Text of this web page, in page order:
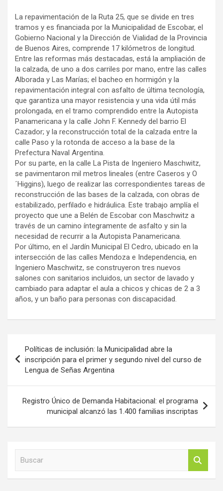
La repavimentación de la Ruta 25, que se divide en tres
tramos y es financiada por la Municipalidad de Escobar, el
Gobierno Nacional y la Dirección de Vialidad de la Provincia
de Buenos Aires, comprende 17 kilómetros de longitud.
Entre las reformas más destacadas, está la ampliación de
la calzada, de uno a dos carriles por mano, entre las calles
Alborada y Las Marías; el bacheo en hormigón y la
repavimentación integral con asfalto de última tecnología,
que garantiza una mayor resistencia y una vida útil más
prolongada, en el tramo comprendido entre la Autopista
Panamericana y la calle John F. Kennedy del barrio El
Cazador; y la reconstrucción total de la calzada entre la
calle Paso y la rotonda de acceso a la base de la
Prefectura Naval Argentina.
Por su parte, en la calle La Pista de Ingeniero Maschwitz,
se pavimentaron mil metros lineales (entre Caseros y O
´Higgins), luego de realizar las correspondientes tareas de
reconstrucción de las bases de la calzada, con obras de
estabilizado, perfilado e hidráulica. Este trabajo amplía el
proyecto que une a Belén de Escobar con Maschwitz a
través de un camino íntegramente de asfalto y sin la
necesidad de recurrir a la Autopista Panamericana.
Por último, en el Jardín Municipal El Cedro, ubicado en la
intersección de las calles Mendoza e Independencia, en
Ingeniero Maschwitz, se construyeron tres nuevos
salones con sanitarios incluidos, un sector de lavado y
cambiado para adaptar el aula a chicos y chicas de 2 a 3
años, y un baño para personas con discapacidad.
de
entradas
Políticas de inclusión: la Municipalidad abre la
inscripción para el primer y segundo nivel del curso de
Lengua de Señas Argentina
Registro Único de Demanda Habitacional: el programa
municipal alcanzó las 1.400 familias inscriptas